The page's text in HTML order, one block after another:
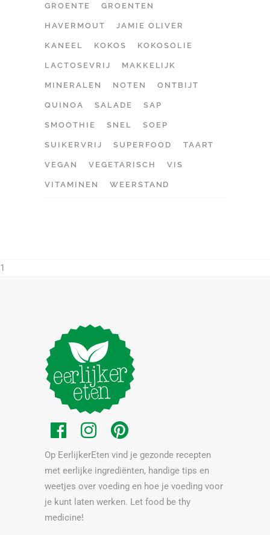
GROENTE GROENTEN
HAVERMOUT JAMIE OLIVER
KANEEL KOKOS KOKOSOLIE
LACTOSEVRIJ MAKKELIJK
MINERALEN NOTEN ONTBIJT
QUINOA SALADE SAP
SMOOTHIE SNEL SOEP
SUIKERVRIJ SUPERFOOD TAART
VEGAN VEGETARISCH VIS
VITAMINEN WEERSTAND
1
Op EerlijkerEten vind je gezonde recepten
met eerlijke ingrediënten, handige tips en
weetjes over voeding en hoe je voeding voor
je kunt laten werken. Let food be thy
medicine!